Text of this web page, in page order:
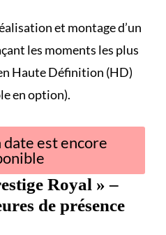
et montage d’un
les moments les plus
Haute Définition (HD)
en option).
est encore
Royal » –
de présence